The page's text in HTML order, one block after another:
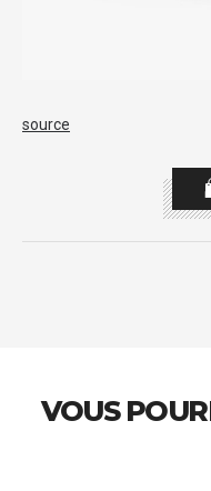
source
VOUS